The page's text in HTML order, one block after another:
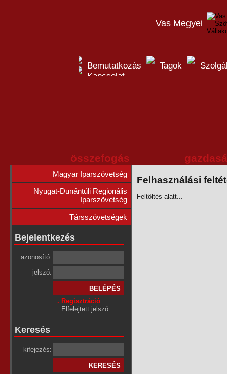
Vas Megyei
Bemutatkozás Tagok
Kapcsolat
összefogás
Magyar Iparszövetség
Nyugat-Dunántúli Regionális
Iparszövetség
Társszövetségek
Bejelentkezés
azonosító:
jelszó:
. Regisztráció
. Elfelejtett jelszó
Keresés
kifejezés:
Felhasználási
Feltöltés alatt...